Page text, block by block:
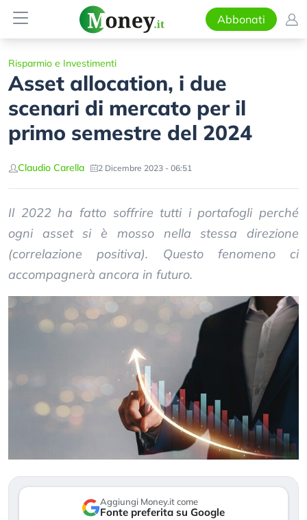
Abbonati
Risparmio e Investimenti
Asset allocation, i due
scenari di mercato per il
primo semestre del 2024
Claudio Carella 2 Dicembre 2023 - 06:51
Il 2022 ha fatto soffrire tutti i portafogli perché
ogni asset si è mosso nella stessa direzione
(correlazione positiva). Questo fenomeno ci
accompagnerà ancora in futuro.
Aggiungi Money.it come
Fonte preferita su Google